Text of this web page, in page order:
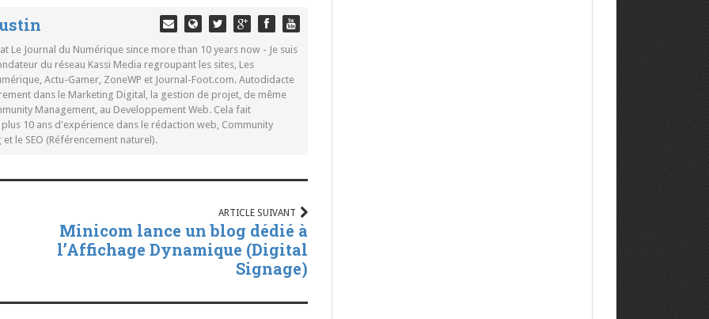
Le Journal du Numérique since more than 10 years now - Je suis
du réseau Kassi Media regroupant les sites, Les
Actu-Gamer, ZoneWP et Journal-Foot.com. Autodidacte
dans le Marketing Digital, la gestion de projet, de même
Management, au Developpement Web. Cela fait
10 ans d'expérience dans le rédaction web, Community
le SEO (Référencement naturel).
ARTICLE SUIVANT
Minicom lance un blog dédié à
l’Affichage Dynamique (Digital
Signage)